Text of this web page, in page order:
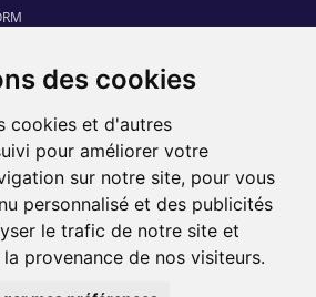
des cookies
cookies et d'autres
pour améliorer votre
sur notre site, pour vous
personnalisé et des publicités
le trafic de notre site et
provenance de nos visiteurs.
|